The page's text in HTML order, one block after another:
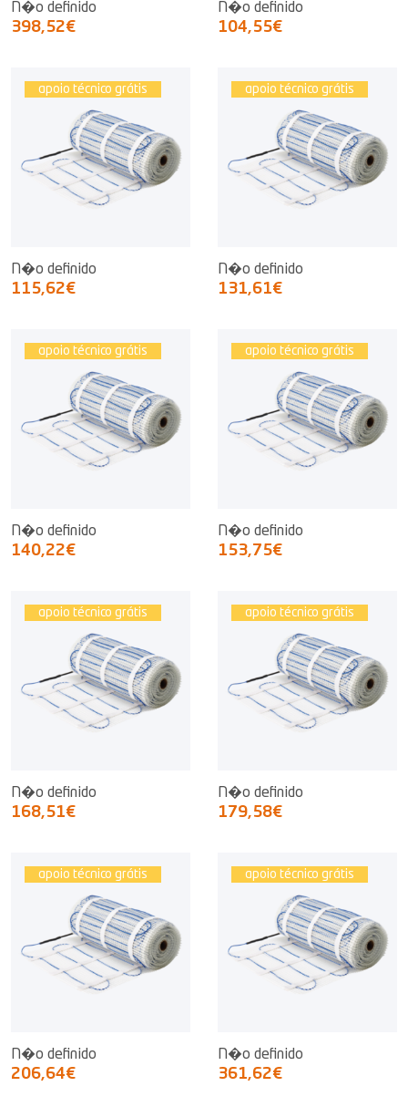
N�o definido
398,52€
N�o definido
104,55€
apoio técnico grátis
N�o definido
115,62€
apoio técnico grátis
N�o definido
131,61€
apoio técnico grátis
N�o definido
140,22€
apoio técnico grátis
N�o definido
153,75€
apoio técnico grátis
N�o definido
168,51€
apoio técnico grátis
N�o definido
179,58€
apoio técnico grátis
N�o definido
206,64€
apoio técnico grátis
N�o definido
361,62€